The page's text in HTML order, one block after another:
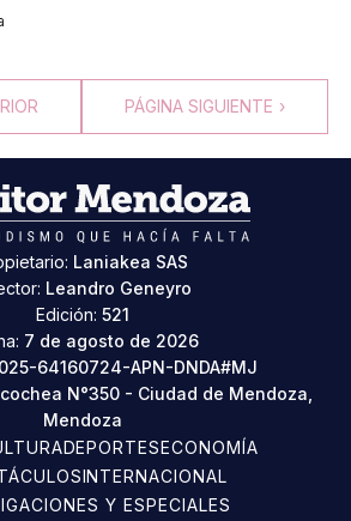
PÁGINA SIGUIENTE ›
Laniakea SAS
Leandro Geneyro
Edición: 521
7 de agosto de 2026
64160724-APN-DNDA#MJ
N°350 - Ciudad de Mendoza,
Mendoza
DEPORTESECONOMÍA
INTERNACIONAL
Y ESPECIALES